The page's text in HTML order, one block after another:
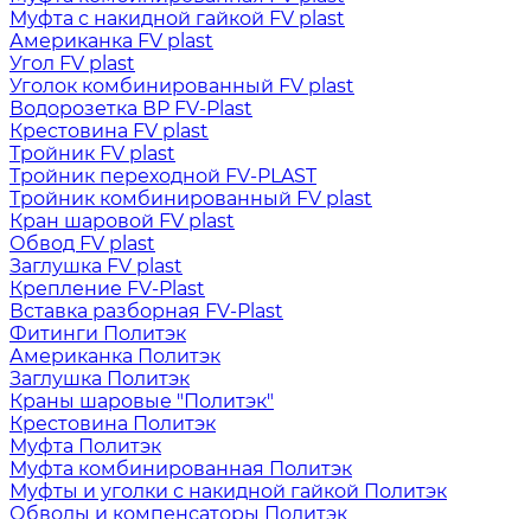
Муфта с накидной гайкой FV plast
Американка FV plast
Угол FV plast
Уголок комбинированный FV plast
Водорозетка ВР FV-Plast
Крестовина FV plast
Тройник FV plast
Тройник переходной FV-PLAST
Тройник комбинированный FV plast
Кран шаровой FV plast
Обвод FV plast
Заглушка FV plast
Крепление FV-Plast
Вставка разборная FV-Plast
Фитинги Политэк
Американка Политэк
Заглушка Политэк
Краны шаровые "Политэк"
Крестовина Политэк
Муфта Политэк
Муфта комбинированная Политэк
Муфты и уголки с накидной гайкой Политэк
Обводы и компенсаторы Политэк